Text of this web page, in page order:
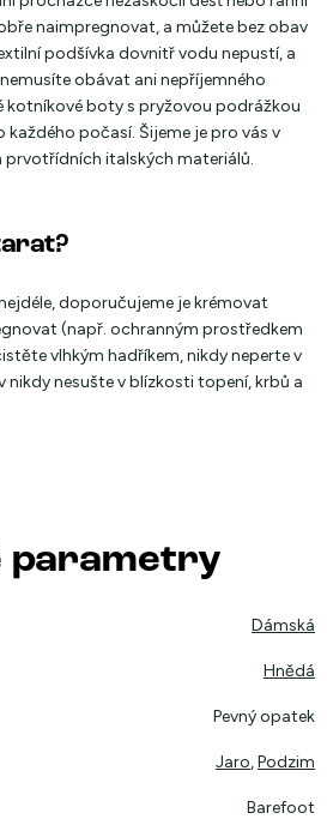
naimpregnovat, a můžete bez obav
podšívka dovnitř vodu nepustí, a
obávat ani nepříjemného
kotníkové boty s pryžovou podrážkou
počasí. Šijeme je pro vás v
prvotřídních italských materiálů.
doporučujeme je krémovat
(např. ochranným prostředkem
vlhkým hadříkem, nikdy neperte v
nikdy nesušte v blízkosti topení, krbů a
parametry
Dámská
Hnědá
Pevný opatek
Jaro,Podzim
Barefoot